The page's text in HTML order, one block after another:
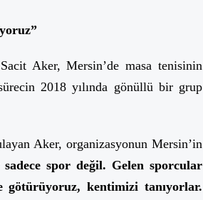
Aker, Mersin’de masa tenisinin
2018 yılında gönüllü bir grup
Aker, organizasyonun Mersin’in
sadece spor değil. Gelen sporcular
götürüyoruz, kentimizi tanıyorlar.